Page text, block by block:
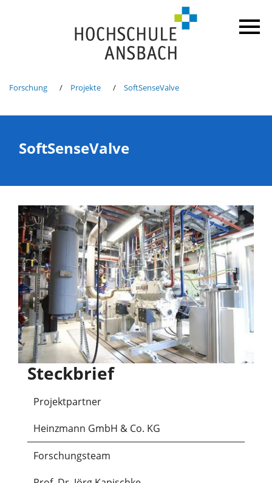
Forschung Projekte SoftSenseValve
SoftSenseValve
Steckbrief
Projektpartner
Heinzmann GmbH & Co. KG
Forschungsteam